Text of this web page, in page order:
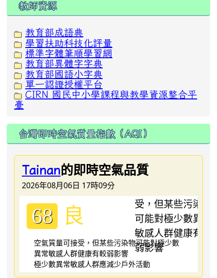
教師資源
教育部成語典
學習扶助科技化評量
標準字體筆順學習網
教育部異體字字典
教育部國語小字典
單一認證授權平台
CIRN 國民中小學課程與教學資源整合平
臺
台灣即時空氣質量指數（AQI）
Tainan的即時空氣品質
2026年08月06日 17時09分
68 良
空氣質量可接受，但某些污染物可能對極少數
異常敏感人群健康有較弱影響
極少數異常敏感人群應減少戶外活動